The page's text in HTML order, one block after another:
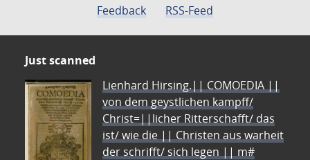
Feedback
RSS-Feed
Just scanned
Lienhard Hirsing.|| COMOEDIA ||
von dem geystlichen kampff/
Christ=||licher Ritterschafft/ das
ist/ wie die || Christen aus warheit
der schrifft/ sich legen || m#